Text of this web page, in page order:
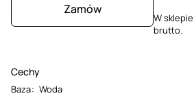
Zamów
Cechy
Baza: Woda
W
brutto.